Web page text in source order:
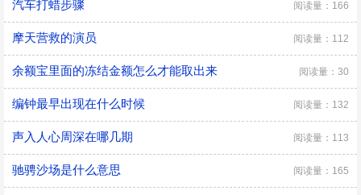
汽车打蜡步骤 阅读量：166
摩天营救的演员 阅读量：112
余额宝里面的冻结金额怎么才能取出来 阅读量：30
编钟最早出现在什么时候 阅读量：132
声入人心周深在哪几期 阅读量：113
驰骋沙场是什么意思 阅读量：165